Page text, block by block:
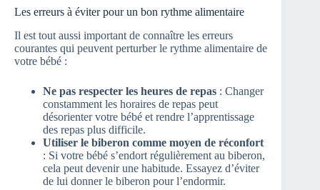
Les erreurs à éviter pour un bon rythme alimentaire
Il est tout aussi important de connaître les erreurs
courantes qui peuvent perturber le rythme alimentaire de
votre bébé :
Ne pas respecter les heures de repas : Changer
constamment les horaires de repas peut
désorienter votre bébé et rendre l’apprentissage
des repas plus difficile.
Utiliser le biberon comme moyen de réconfort
: Si votre bébé s’endort régulièrement au biberon,
cela peut devenir une habitude. Essayez d’éviter
de lui donner le biberon pour l’endormir.